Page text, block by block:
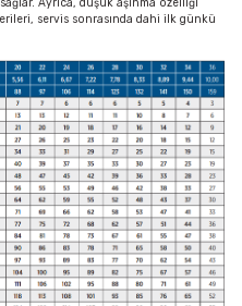
servis sonrasında dahi ilk günkü